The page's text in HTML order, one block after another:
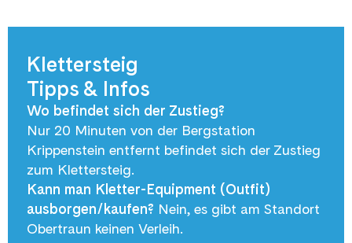
Klettersteig
Tipps & Infos
Wo befindet sich der Zustieg?
Nur 20 Minuten von der Bergstation
Krippenstein entfernt befindet sich der Zustieg
zum Klettersteig.
Kann man Kletter-Equipment (Outfit)
ausborgen/kaufen? Nein, es gibt am Standort
Obertraun keinen Verleih.